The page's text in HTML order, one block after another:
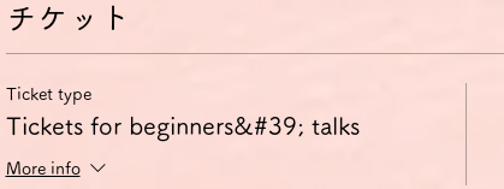
チケット
Ticket type
Tickets for beginners&#39; talks
More info